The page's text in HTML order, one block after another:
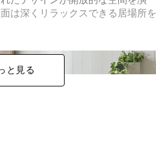
は深くリラックスできる居場所を
と見る